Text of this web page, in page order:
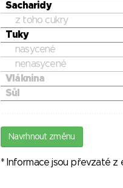
Sacharidy
z toho cukry
Tuky
nasycené
nenasycené
Vláknina
Sůl
Navrhnout změnu
* Informace jsou převzaté z